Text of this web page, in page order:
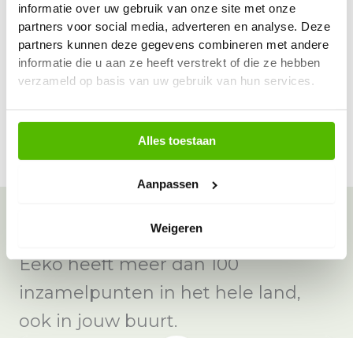
informatie over uw gebruik van onze site met onze
partners voor social media, adverteren en analyse. Deze
partners kunnen deze gegevens combineren met andere
informatie die u aan ze heeft verstrekt of die ze hebben
verzameld op basis van uw gebruik van hun services.
Alles toestaan
Aanpassen
Weigeren
Vraag & antwoord
De meest voorkomende vragen over onze dienst vind
je hier.
Eeko heeft meer dan 100
inzamelpunten in het hele land,
ook in jouw buurt.